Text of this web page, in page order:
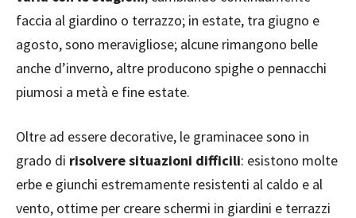
faccia al giardino o terrazzo; in estate, tra giugno e
agosto, sono meravigliose; alcune rimangono belle
anche d’inverno, altre producono spighe o pennacchi
piumosi a metà e fine estate.
Oltre ad essere decorative, le graminacee sono in
grado di risolvere situazioni difficili: esistono molte
erbe e giunchi estremamente resistenti al caldo e al
vento, ottime per creare schermi in giardini e terrazzi